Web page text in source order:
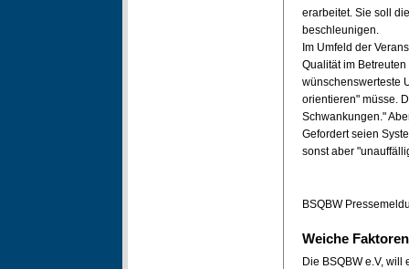
erarbeitet. Sie soll
beschleunigen.
Im Umfeld der
Qualität im
wünschenswerteste
orientieren" müsse.
Schwankungen."
Gefordert seien
sonst aber
BSQBW
Weiche Faktoren
Die BSQBW e.V,